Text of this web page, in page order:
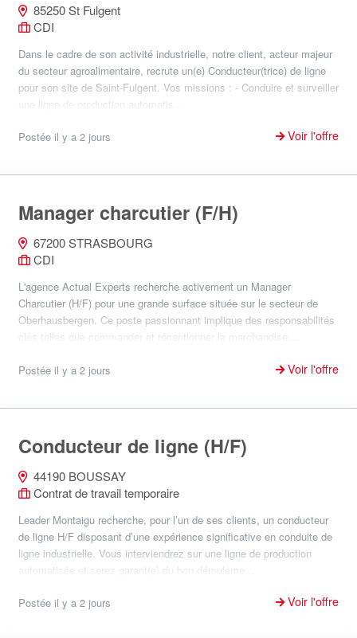
85250 St Fulgent
CDI
Dans le cadre de son activité industrielle, notre client, acteur majeur
du secteur agroalimentaire, recrute un(e) Conducteur(trice) de ligne
pour son site de Saint-Fulgent. Vos missions : - Conduire et surveiller
une ligne de production automatis...
Postée il y a 2 jours Voir l'offre
Manager charcutier (F/H)
67200 STRASBOURG
CDI
L'agence Actual Experts recherche activement un Manager
Charcutier (H/F) pour une grande surface située sur le secteur de
Oberhausbergen. Ce poste passionnant implique des responsabilités
clés telles que commander et réceptionner la marchandise,...
Postée il y a 2 jours Voir l'offre
Conducteur de ligne (H/F)
44190 BOUSSAY
Contrat de travail temporaire
Leader Montaigu recherche, pour l’un de ses clients, un conducteur
de ligne H/F disposant d’une expérience significative en conduite de
ligne industrielle. Vous interviendrez sur une ligne de production
automatisée et serez garant(e) du bon dérouleme...
Postée il y a 2 jours Voir l'offre